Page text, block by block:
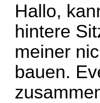
Hallo,
hintere
meiner
bauen.